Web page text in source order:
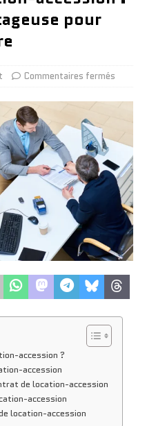
pour
Commentaires fermés
accession ?
accession
de location-accession
accession
location-accession